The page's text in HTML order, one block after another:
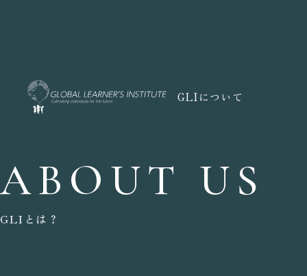
GLIについて
ABOUT US
GLIとは？